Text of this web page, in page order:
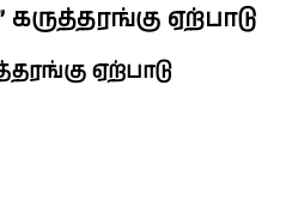
கருத்தரங்கு ஏற்பாடு
ஏற்பாடு